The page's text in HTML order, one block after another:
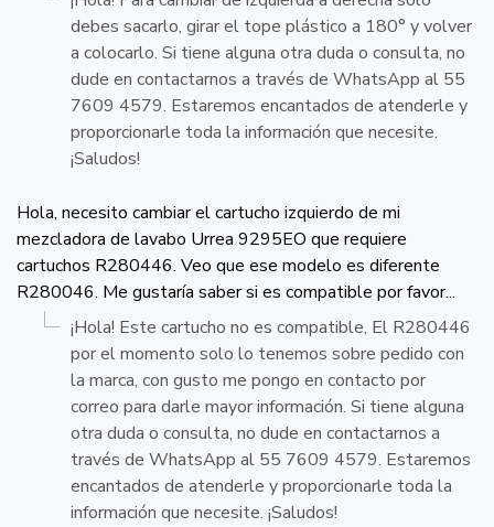
debes sacarlo, girar el tope plástico a 180° y volver
a colocarlo. Si tiene alguna otra duda o consulta, no
dude en contactarnos a través de WhatsApp al 55
7609 4579. Estaremos encantados de atenderle y
proporcionarle toda la información que necesite.
¡Saludos!
Hola, necesito cambiar el cartucho izquierdo de mi
mezcladora de lavabo Urrea 9295EO que requiere
cartuchos R280446. Veo que ese modelo es diferente
R280046. Me gustaría saber si es compatible por favor...
¡Hola! Este cartucho no es compatible, El R280446
por el momento solo lo tenemos sobre pedido con
la marca, con gusto me pongo en contacto por
correo para darle mayor información. Si tiene alguna
otra duda o consulta, no dude en contactarnos a
través de WhatsApp al 55 7609 4579. Estaremos
encantados de atenderle y proporcionarle toda la
información que necesite. ¡Saludos!